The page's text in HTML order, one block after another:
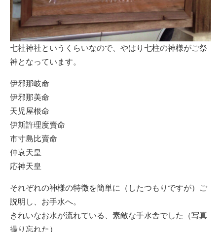
七社神社というくらいなので、やはり七柱の神様がご祭
神となっています。
伊邪那岐命
伊邪那美命
天児屋根命
伊斯許理度賣命
市寸島比賣命
仲哀天皇
応神天皇
それぞれの神様の特徴を簡単に（したつもりですが）ご
説明し、お手水へ。
きれいなお水が流れている、素敵な手水舎でした（写真
撮り忘れた）